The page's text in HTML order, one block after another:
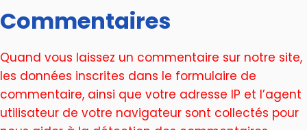
Commentaires
Quand vous laissez un commentaire sur notre site,
les données inscrites dans le formulaire de
commentaire, ainsi que votre adresse IP et l’agent
utilisateur de votre navigateur sont collectés pour